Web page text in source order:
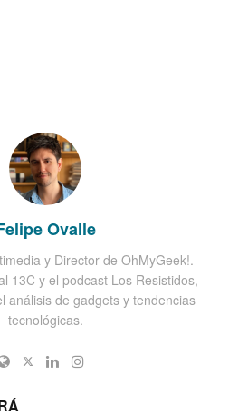
Ovalle
y Director de OhMyGeek!.
13C y el podcast Los Resistidos,
análisis de gadgets y tendencias
tecnológicas.